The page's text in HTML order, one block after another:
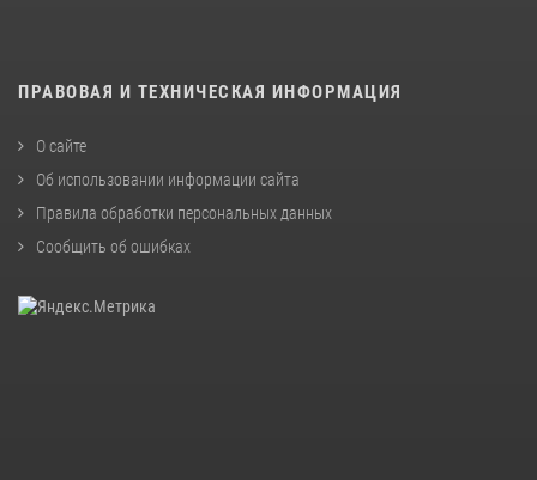
ПРАВОВАЯ И ТЕХНИЧЕСКАЯ ИНФОРМАЦИЯ
О сайте
Об использовании информации сайта
Правила обработки персональных данных
Сообщить об ошибках